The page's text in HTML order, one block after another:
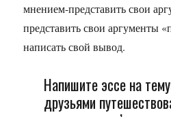
мнением-представить свои
представить свои аргументы
написать свой вывод.
Напишите эссе на
друзьями